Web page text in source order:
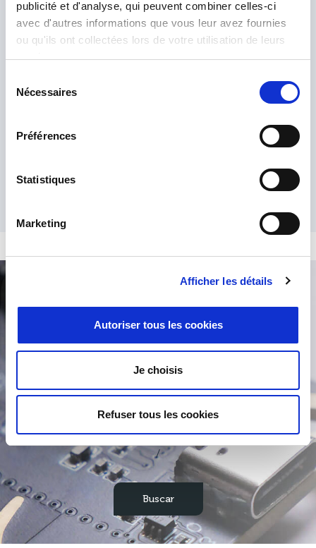
publicité et d'analyse, qui peuvent combiner celles-ci
avec d'autres informations que vous leur avez fournies
ou qu'ils ont collectées lors de votre utilisation de leurs
services.
Nécessaires
Préférences
Statistiques
Marketing
Afficher les détails
Autoriser tous les cookies
Je choisis
Refuser tous les cookies
He leído y acepto la
/